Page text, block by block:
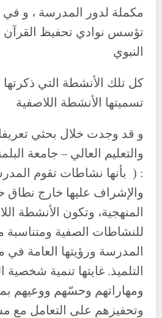
مكملة لدور المدرسة ، و في
تؤسس نوادي تحفيظ القرآن
النبوي
كل تلك الأنشطة التي
تسميتها الأنشطة اللاصفية
و قد وجدت خلال بحثي تعريفا
والتعليم العالي – جامعة
: ( بأنها نشاطات تقوم
والإشراف عليها خارج
المنهجية، وتكون الأنشطة
للنشاطات الصفية ومتناسبة
المدرسة ورؤيتها العامة في
التلميذ. غايتها تنمية شخصية
ومهاراتهم وحسّهم ووعيهم
وتحفيزهم على التعامل مع